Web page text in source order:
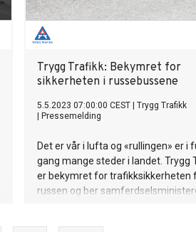
Trygg Trafikk: Bekymret for
sikkerheten i russebussene
5.5.2023 07:00:00 CEST
Trygg Trafikk
Pressemelding
Det er vår i lufta og «rullingen» er i
gang mange steder i landet. Trygg
er bekymret for trafikksikkerheten
russen og ber